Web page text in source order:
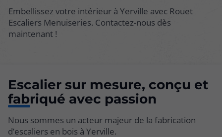
Embellissez votre intérieur à Yerville avec Rouet
Escaliers Menuiseries. Contactez-nous dès
maintenant !
Escalier sur mesure, conçu et
fabriqué avec passion
Nous sommes un acteur majeur de la fabrication
d’escaliers en bois à Yerville.